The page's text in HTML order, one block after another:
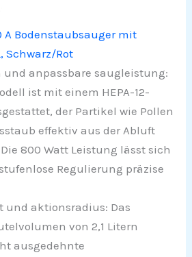
A Bodenstaubsauger mit
Schwarz/Rot
und anpassbare saugleistung:
ist mit einem HEPA-12-
der Partikel wie Pollen
effektiv aus der Abluft
800 Watt Leistung lässt sich
Regulierung präzise
und aktionsradius: Das
von 2,1 Litern
ausgedehnte